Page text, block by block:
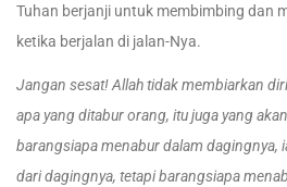
Tuhan berjanji untuk membimbing dan
ketika berjalan di jalan-Nya.
Jangan sesat! Allah tidak membiarkan
apa yang ditabur orang, itu juga yang
barangsiapa menabur dalam dagingnya,
dari dagingnya, tetapi barangsiapa